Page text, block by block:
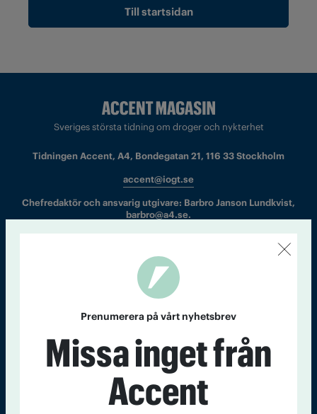
Till startsidan
Sveriges största tidning om droger och nykterhet
Tidningen Accent, A4, Bondegatan 21, 116 33 Stockholm
accent@iogt.se
Chefredaktör och ansvarig utgivare: Barbro Janson Lundkvist,
barbro@a4.se.
Om Tidningen Tidningsarkiv
Läs tidigare
nummer av
Prenumerera på vårt nyhetsbrev
Missa inget från
Accent